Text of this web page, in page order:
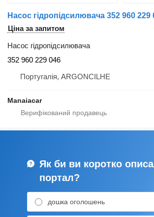
Ціна за запитом
Насос гідропідсилювача
352 960 229 046
Португалія, ARGONCILHE
Manaiacar
Як би ви коротко
портал?
дошка оголошень